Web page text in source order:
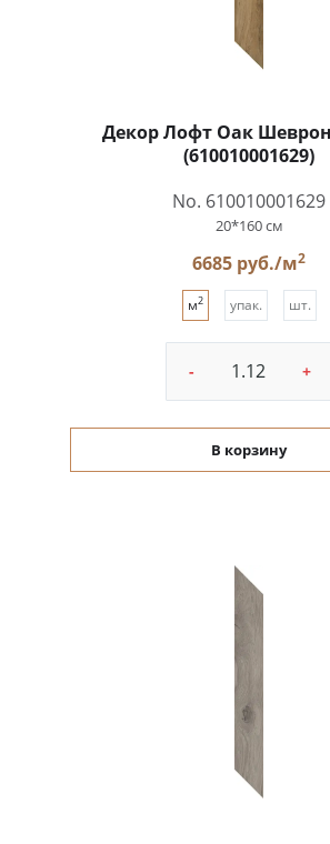
Декор Лофт Оак Шеврон
(610010001629)
No. 610010001629
20*160 см
6685 руб./м2
м2 упак. шт.
- +
В корзину